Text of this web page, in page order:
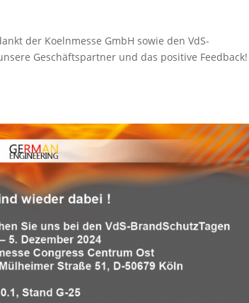
der Koelnmesse GmbH sowie den VdS-
Geschäftspartner und das positive